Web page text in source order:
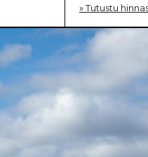
» Tutustu